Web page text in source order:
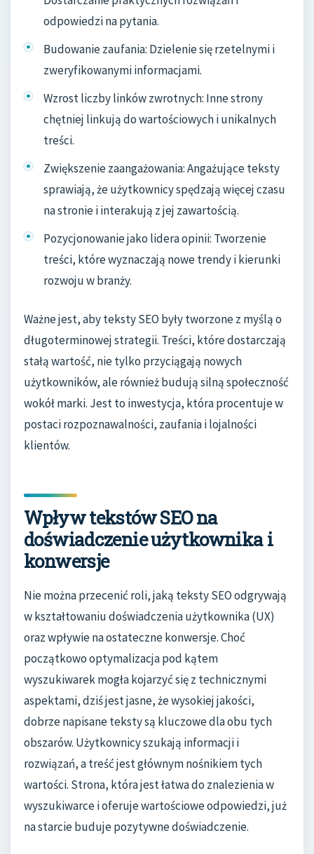
odpowiedzi na pytania.
Budowanie zaufania: Dzielenie się rzetelnymi i
zweryfikowanymi informacjami.
Wzrost liczby linków zwrotnych: Inne strony
chętniej linkują do wartościowych i unikalnych
treści.
Zwiększenie zaangażowania: Angażujące teksty
sprawiają, że użytkownicy spędzają więcej czasu
na stronie i interakują z jej zawartością.
Pozycjonowanie jako lidera opinii: Tworzenie
treści, które wyznaczają nowe trendy i kierunki
rozwoju w branży.
Ważne jest, aby teksty SEO były tworzone z myślą o
długoterminowej strategii. Treści, które dostarczają
stałą wartość, nie tylko przyciągają nowych
użytkowników, ale również budują silną społeczność
wokół marki. Jest to inwestycja, która procentuje w
postaci rozpoznawalności, zaufania i lojalności
klientów.
Wpływ tekstów SEO na
doświadczenie użytkownika i
konwersje
Nie można przecenić roli, jaką teksty SEO odgrywają
w kształtowaniu doświadczenia użytkownika (UX)
oraz wpływie na ostateczne konwersje. Choć
początkowo optymalizacja pod kątem
wyszukiwarek mogła kojarzyć się z technicznymi
aspektami, dziś jest jasne, że wysokiej jakości,
dobrze napisane teksty są kluczowe dla obu tych
obszarów. Użytkownicy szukają informacji i
rozwiązań, a treść jest głównym nośnikiem tych
wartości. Strona, która jest łatwa do znalezienia w
wyszukiwarce i oferuje wartościowe odpowiedzi, już
na starcie buduje pozytywne doświadczenie.